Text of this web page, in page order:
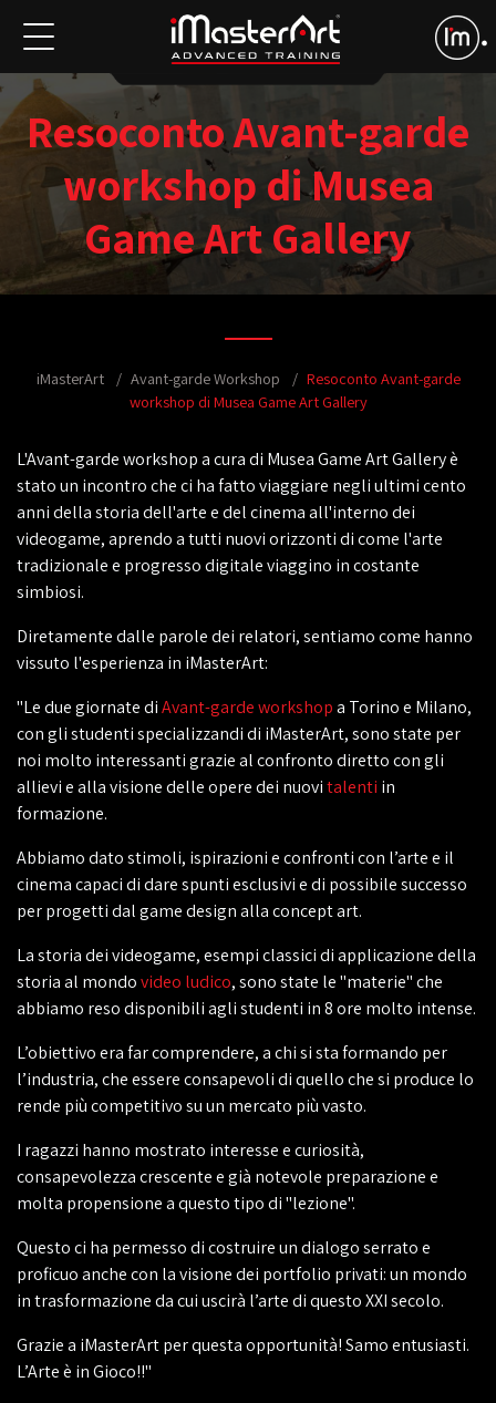
Resoconto Avant-garde
workshop di Musea
Game Art Gallery
iMasterArt Avant-garde Workshop
Resoconto Avant-garde
workshop di Musea Game Art Gallery
L'Avant-garde workshop a cura di Musea Game Art Gallery è
stato un incontro che ci ha fatto viaggiare negli ultimi cento
anni della storia dell'arte e del cinema all'interno dei
videogame, aprendo a tutti nuovi orizzonti di come l'arte
tradizionale e progresso digitale viaggino in costante
simbiosi.
Diretamente dalle parole dei relatori, sentiamo come hanno
vissuto l'esperienza in iMasterArt:
"Le due giornate diAvant-garde workshopa Torino e Milano,
con gli studenti specializzandi di iMasterArt, sono state per
noi molto interessanti grazie al confronto diretto con gli
allievi e alla visione delle opere dei nuovitalenti in
formazione.
Abbiamo dato stimoli, ispirazioni e confronti con l’arte e il
cinema capaci di dare spunti esclusivi e di possibile successo
per progetti dal game design allaconceptart.
La storia dei videogame, esempi classici di applicazione della
storia al mondovideo ludico, sono state le "materie" che
abbiamo reso disponibili agli studenti in 8 ore molto intense.
L’obiettivo era far comprendere, a chi si sta formando per
l’industria, che essere consapevoli di quello che si produce lo
rende più competitivo su un mercato più vasto.
I ragazzi hanno mostrato interesse e curiosità,
consapevolezza crescente e già notevole preparazione e
molta propensione a questo tipo di "lezione".
Questo ci ha permesso di costruire un dialogo serrato e
proficuo anche con la visione dei portfolio privati: un mondo
in trasformazione da cui uscirà l’arte di questo XXI secolo.
Grazie a iMasterArt per questa opportunità! Samo entusiasti.
L’Arte è in Gioco!!"